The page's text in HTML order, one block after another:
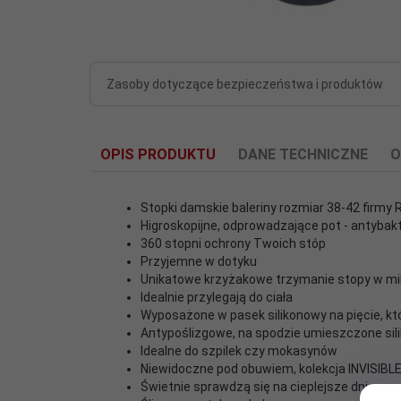
Zasoby dotyczące bezpieczeństwa i produktów
OPIS PRODUKTU DANE TECHNICZNE
Stopki damskie baleriny rozmiar 38-42 firmy
Higroskopijne, odprowadzające pot -
360 stopni ochrony Twoich stóp
Przyjemne w dotyku
Unikatowe krzyżakowe trzymanie stopy w
Idealnie przylegają do ciała
Wyposażone w pasek silikonowy na pięcie,
Antypoślizgowe, na spodzie umieszczone
Idealne do szpilek czy mokasynów
Niewidoczne pod obuwiem, kolekcja
Świetnie sprawdzą się na cieplejsze dni
Cechy
dodatkowe:
Higroskopijne - 360° ochrona
EAN: 6971919667087
Fason: Balerinki